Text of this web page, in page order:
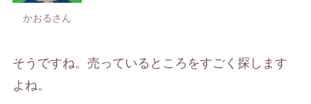
かおるさん
そうですね。売っているところをすごく探します
よね。